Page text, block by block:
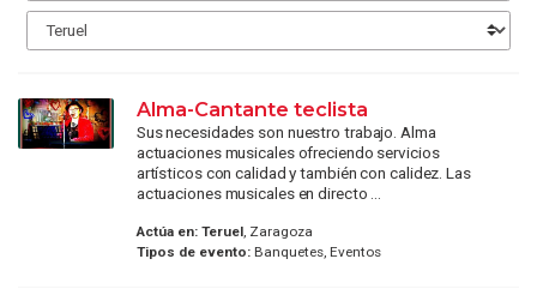
Alma-Cantante teclista
Sus necesidades son nuestro trabajo. Alma
actuaciones musicales ofreciendo servicios
artísticos con calidad y también con calidez. Las
actuaciones musicales en directo ...
Actúa en: Teruel, Zaragoza
Tipos de evento:Banquetes, Eventos